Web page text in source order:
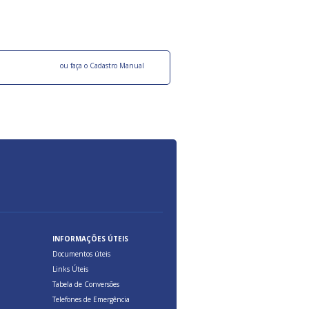
ou faça o Cadastro Manual
INFORMAÇÕES ÚTEIS
Documentos úteis
Links Úteis
Tabela de Conversões
Telefones de Emergência